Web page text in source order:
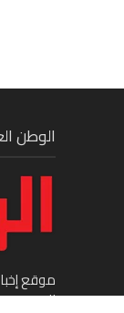
الوطن
موقع
الجديد